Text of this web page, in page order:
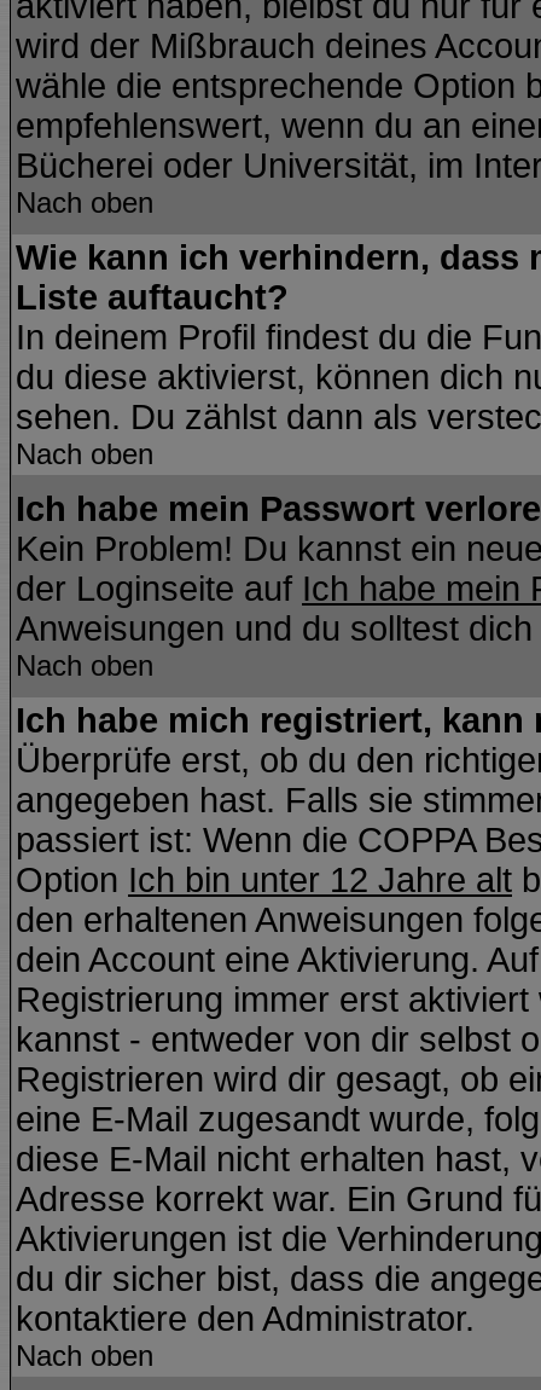
wird der Mißbrauch deines
wähle die entsprechende Option
empfehlenswert, wenn du an
Bücherei oder Universität, im
Nach oben
Wie kann ich verhindern, dass
Liste auftaucht?
In deinem Profil findest du die
du diese aktivierst, können dich
sehen. Du zählst dann als
Nach oben
Ich habe mein Passwort
Kein Problem! Du kannst ein
der Loginseite auf Ich habe mein
Anweisungen und du solltest
Nach oben
Ich habe mich registriert,
Überprüfe erst, ob du den
angegeben hast. Falls sie
passiert ist: Wenn die COPPA
Option Ich bin unter 12 Jahre alt
den erhaltenen Anweisungen
dein Account eine Aktivierung.
Registrierung immer erst
kannst - entweder von dir selbst
Registrieren wird dir gesagt, ob
eine E-Mail zugesandt wurde,
diese E-Mail nicht erhalten hast,
Adresse korrekt war. Ein Grund
Aktivierungen ist die
du dir sicher bist, dass die
kontaktiere den Administrator.
Nach oben